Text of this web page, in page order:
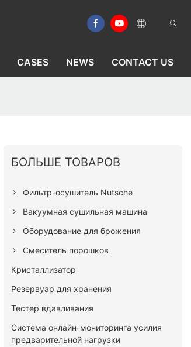
CASES NEWS CONTACT US
БОЛЬШЕ ТОВАРОВ
Фильтр-осушитель Nutsche
Вакуумная сушильная машина
Оборудование для брожения
Смеситель порошков
Кристаллизатор
Резервуар для хранения
Тестер вдавливания
Система онлайн-мониторинга усилия
предварительной нагрузки